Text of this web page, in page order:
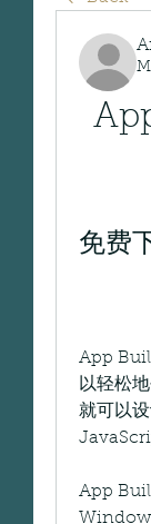
免费
App
以轻松
就可以
App